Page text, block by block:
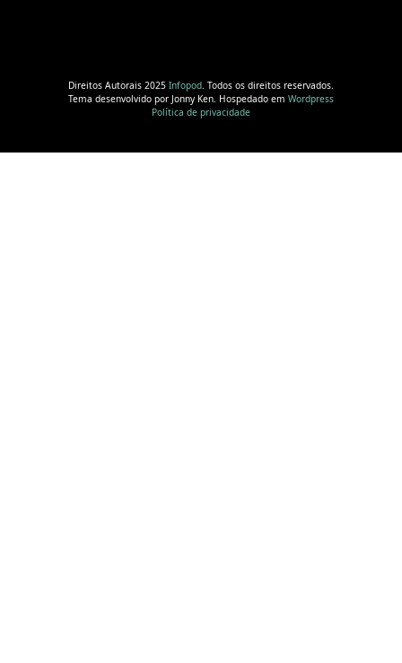
Direitos Autorais 2025 Infopod. Todos os direitos reservados.
Tema desenvolvido por Jonny Ken. Hospedado em Wordpress
Política de privacidade